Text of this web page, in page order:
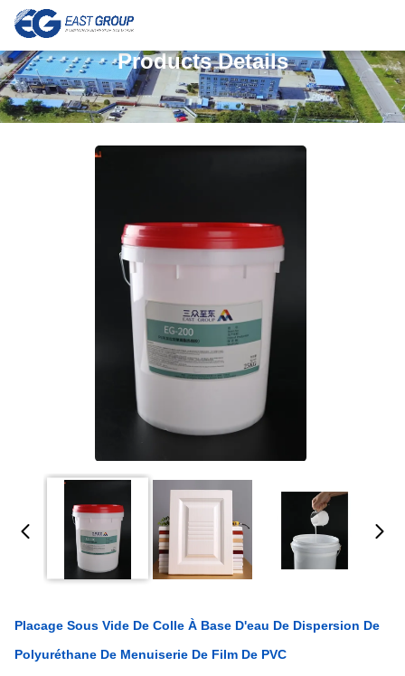
Products Details
Placage Sous Vide De Colle À Base D'eau De Dispersion De
Polyuréthane De Menuiserie De Film De PVC